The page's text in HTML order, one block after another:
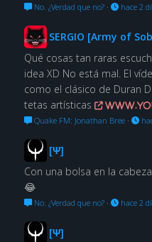
No. ¿Verdad que no?· hace 2
SERGIO [Army of
Qué cosas tan raras
idea XD No está mal. El
como el clásico de Duran
tetas artísticas
Quake FM: Jonathan Bree·
[Ψ]
Con una bolsa en la
😂
No. ¿Verdad que no?· hace 2
[Ψ]